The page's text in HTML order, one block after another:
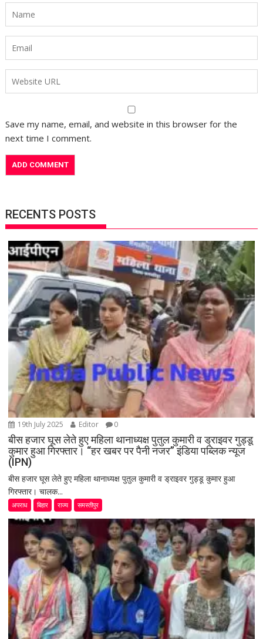
Save my name, email, and website in this browser for the
next time I comment.
RECENTS POSTS
19th July 2025 Editor 0
बीस हजार घूस लेते हुए महिला थानाध्यक्ष पुतुल कुमारी व ड्राइवर गुड्डू
कुमार हुआ गिरफ्तार। “हर खबर पर पैनी नजर” इंडिया पब्लिक न्यूज
(IPN)
बीस हजार घूस लेते हुए महिला थानाध्यक्ष पुतुल कुमारी व ड्राइवर गुड्डू कुमार हुआ
गिरफ्तार। चालक...
अपराध बिहार राज्य समस्तीपुर